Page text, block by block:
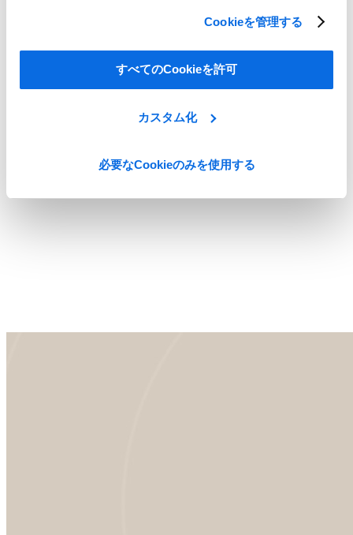
Cookieを管理する
すべてのCookieを許可
カスタム化
必要なCookieのみを使用する